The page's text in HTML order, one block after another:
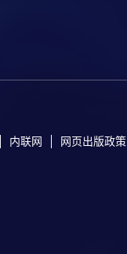
内联网 网页出版政策